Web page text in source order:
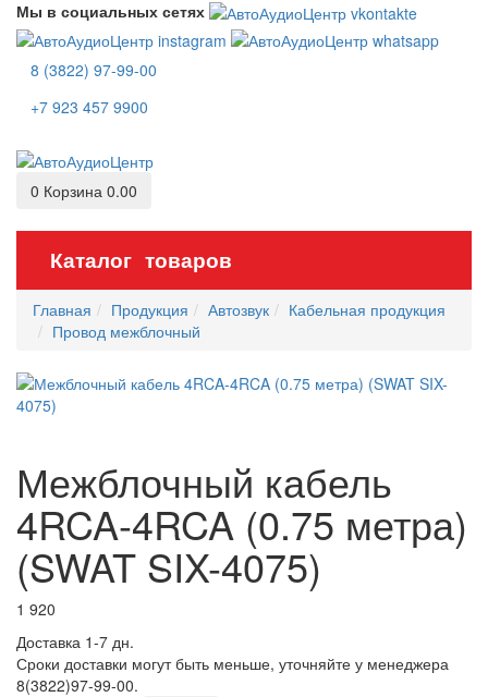
Мы в социальных сетях
8 (3822) 97-99-00
+7 923 457 9900
0 Корзина 0.00
Каталог товаров
Главная Продукция Автозвук
Кабельная продукция
Провод межблочный
Межблочный кабель
4RCA-4RCA (0.75 метра)
(SWAT SIX-4075)
1 920
Доставка 1-7 дн.
Сроки доставки могут быть меньше, уточняйте у менеджера
8(3822)97-99-00.